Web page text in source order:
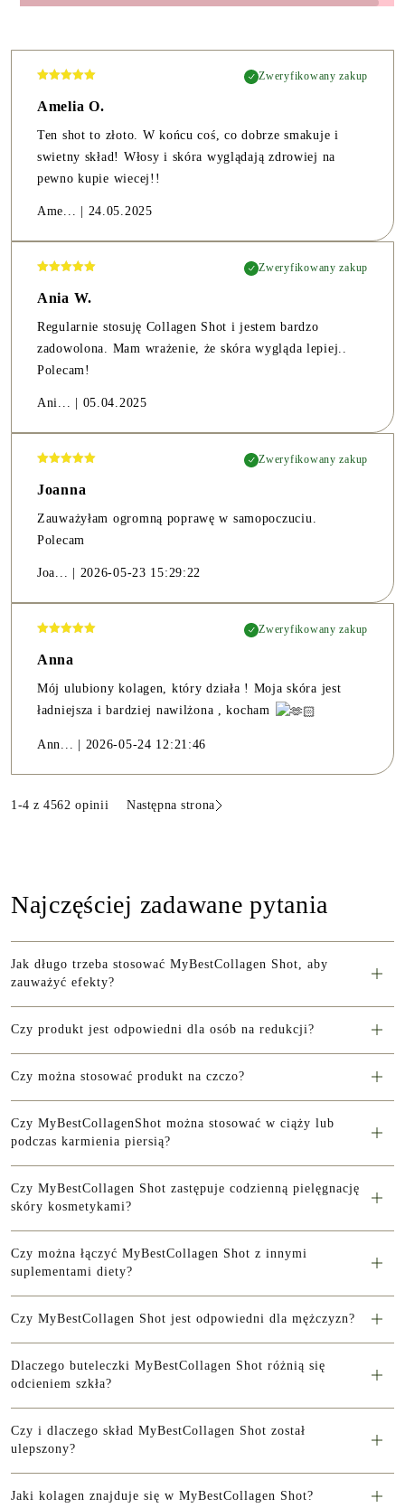
Zweryfikowany zakup
Amelia O.
Ten shot to złoto. W końcu coś, co dobrze smakuje i
swietny skład! Włosy i skóra wyglądają zdrowiej na
pewno kupie wiecej!!
Ame... 24.05.2025
Zweryfikowany zakup
Ania W.
Regularnie stosuję Collagen Shot i jestem bardzo
zadowolona. Mam wrażenie, że skóra wygląda lepiej..
Polecam!
Ani... 05.04.2025
Zweryfikowany zakup
Joanna
Zauważyłam ogromną poprawę w samopoczuciu.
Polecam
Joa... 2026-05-23 15:29:22
Zweryfikowany zakup
Anna
Mój ulubiony kolagen, który działa ! Moja skóra jest
ładniejsza i bardziej nawilżona , kocham
Ann... | 2026-05-24 12:21:46
1 -4 z 4562 opinii Następna strona
Najczęściej zadawane pytania
Jak długo trzeba stosować MyBestCollagen Shot, aby
zauważyć efekty?
Czy produkt jest odpowiedni dla osób na redukcji?
Czy można stosować produkt na czczo?
Czy MyBestCollagenShot można stosować w ciąży lub
podczas karmienia piersią?
Czy MyBestCollagen Shot zastępuje codzienną pielęgnację
skóry kosmetykami?
Czy można łączyć MyBestCollagen Shot z innymi
suplementami diety?
Czy MyBestCollagen Shot jest odpowiedni dla mężczyzn?
Dlaczego buteleczki MyBestCollagen Shot różnią się
odcieniem szkła?
Czy i dlaczego skład MyBestCollagen Shot został
ulepszony?
Jaki kolagen znajduje się w MyBestCollagen Shot?